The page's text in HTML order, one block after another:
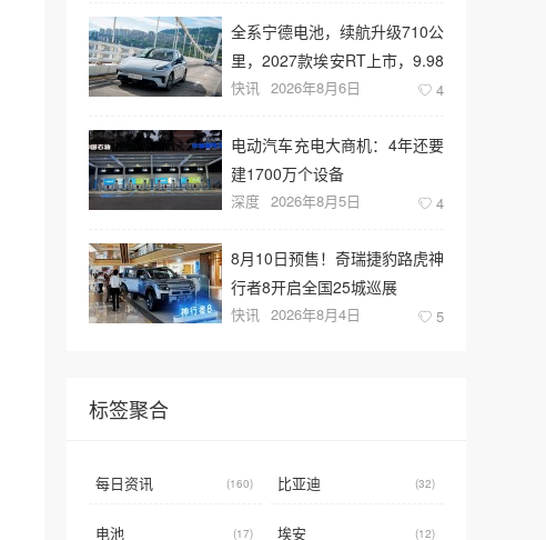
全系宁德电池，续航升级710公
里，2027款埃安RT上市，9.98
万元起售
快讯 2026年8月6日 4
电动汽车充电大商机：4年还要
建1700万个设备
深度 2026年8月5日 4
8月10日预售！奇瑞捷豹路虎神
行者8开启全国25城巡展
快讯 2026年8月4日 5
标签聚合
每日资讯 (160) 比亚迪 (32)
电池 (17) 埃安 (12)